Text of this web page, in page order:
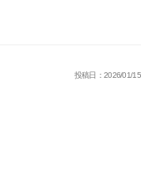
投稿日：2026/01/15